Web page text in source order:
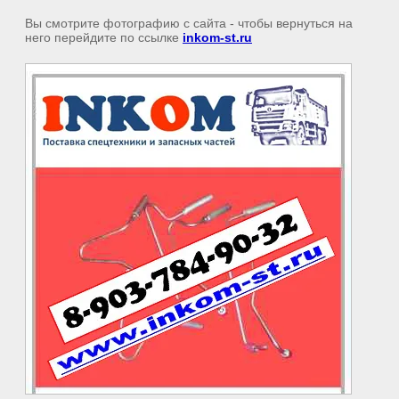
Вы смотрите фотографию с сайта - чтобы вернуться на
него перейдите по ссылке inkom-st.ru